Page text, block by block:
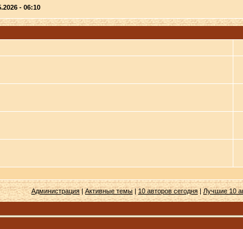
- 06:10
Администрация|Активные темы|10 авторов сегодня| Лучшие 10